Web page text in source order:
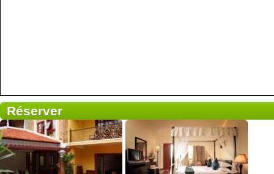
Réserver
99 avis
Détails
1306 avis
Détails